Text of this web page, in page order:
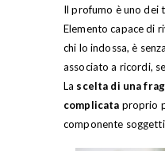
Il profumo è uno dei
Elemento capace di
chi lo indossa, è
associato a ricordi,
La scelta di una
complicata proprio
componente